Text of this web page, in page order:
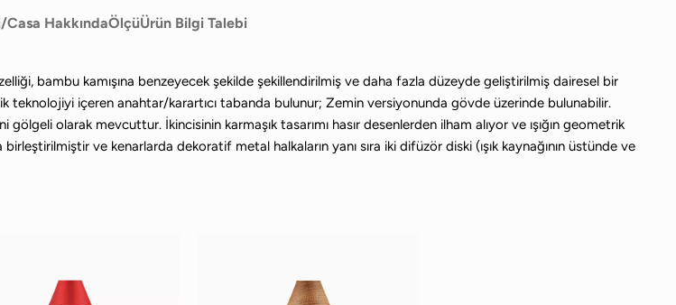
Casa HakkındaÖlçüÜrün Bilgi Talebi
bambu kamışına benzeyecek şekilde şekillendirilmiş ve daha fazla düzeyde geliştirilmiş dairesel bir
içeren anahtar/karartıcı tabanda bulunur; Zemin versiyonunda gövde üzerinde bulunabilir.
olarak mevcuttur. İkincisinin karmaşık tasarımı hasır desenlerden ilham alıyor ve ışığın geometrik
ve kenarlarda dekoratif metal halkaların yanı sıra iki difüzör diski (ışık kaynağının üstünde ve